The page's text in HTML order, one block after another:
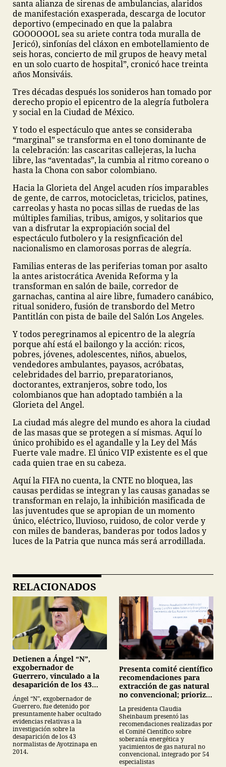
santa alianza de sirenas de ambulancias, alaridos
de manifestación exasperada, descarga de locutor
deportivo (empecinado en que la palabra
GOOOOOOL sea su ariete contra toda muralla de
Jericó), sinfonías del cláxon en embotellamiento de
seis horas, concierto de mil grupos de heavy metal
en un solo cuarto de hospital”, cronicó hace treinta
años Monsiváis.
Tres décadas después los sonideros han tomado por
derecho propio el epicentro de la alegría futbolera
y social en la Ciudad de México.
Y todo el espectáculo que antes se consideraba
“marginal” se transforma en el tono dominante de
la celebración: las cascaritas callejeras, la lucha
libre, las “aventadas”, la cumbia al ritmo coreano o
hasta la Chona con sabor colombiano.
Hacia la Glorieta del Angel acuden ríos imparables
de gente, de carros, motocicletas, triciclos, patines,
carreolas y hasta no pocas sillas de ruedas de las
múltiples familias, tribus, amigos, y solitarios que
van a disfrutar la expropiación social del
espectáculo futbolero y la resignficación del
nacionalismo en clamorosas porras de alegría.
Familias enteras de las periferias toman por asalto
la antes aristocrática Avenida Reforma y la
transforman en salón de baile, corredor de
garnachas, cantina al aire libre, fumadero canábico,
ritual sonidero, fusión de transbordo del Metro
Pantitlán con pista de baile del Salón Los Angeles.
Y todos peregrinamos al epicentro de la alegría
porque ahí está el bailongo y la acción: ricos,
pobres, jóvenes, adolescentes, niños, abuelos,
vendedores ambulantes, payasos, acróbatas,
celebridades del barrio, preparatorianos,
doctorantes, extranjeros, sobre todo, los
colombianos que han adoptado también a la
Glorieta del Angel.
La ciudad más alegre del mundo es ahora la ciudad
de las masas que se protegen a sí mismas. Aquí lo
único prohibido es el agandalle y la Ley del Más
Fuerte vale madre. El único VIP existente es el que
cada quien trae en su cabeza.
Aquí la FIFA no cuenta, la CNTE no bloquea, las
causas perdidas se integran y las causas ganadas se
transforman en relajo, la inhibición masificada de
las juventudes que se apropian de un momento
único, eléctrico, lluvioso, ruidoso, de color verde y
con miles de banderas, banderas por todos lados y
luces de la Patria que nunca más será arrodillada.
RELACIONADOS
Detienen a Ángel “N”,
exgobernador de
Guerrero, vinculado a la
desaparición de los 43
normalistas de
Ayotzinapa
Ángel “N”, exgobernador de
Guerrero, fue detenido por
presuntamente haber ocultado
evidencias relativas a la
investigación sobre la
desaparición de los 43
normalistas de Ayotzinapa en
2014.
Presenta comité científico
recomendaciones para
extracción de gas natural
no convencional; prioriza
descarta yacimiento
Tampico-Misantla
La presidenta Claudia
Sheinbaum presentó las
recomendaciones realizadas por
el Comité Científico sobre
soberanía energética y
yacimientos de gas natural no
convencional, integrado por 54
especialistas